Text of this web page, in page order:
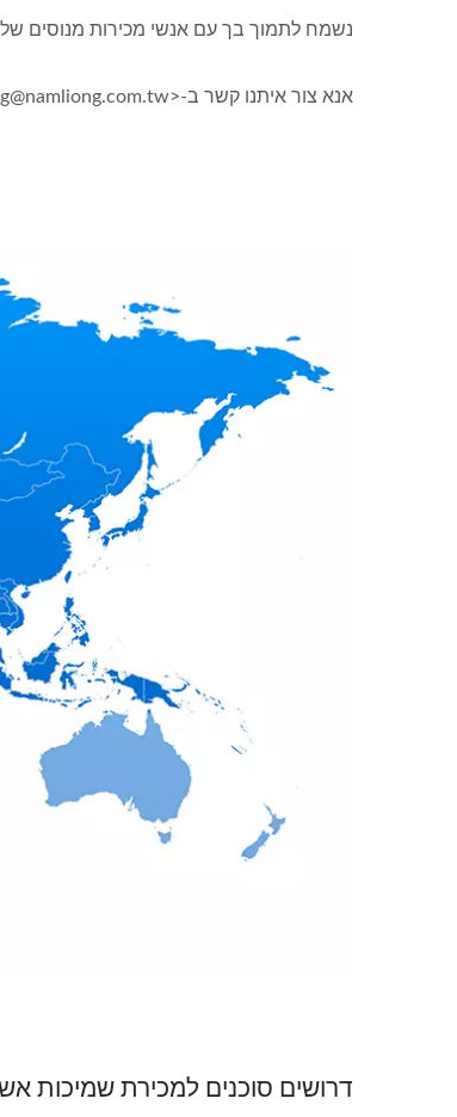
נשמח לתמוך בך עם אנשי מכירות מנוסים
אנא צור איתנו קשר ב-<marketing@namliong.com.tw> אם אתה מעוניין.
דרושים סוכנים למכירת שמיכות